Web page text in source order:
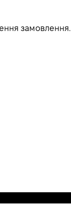
замовлення.